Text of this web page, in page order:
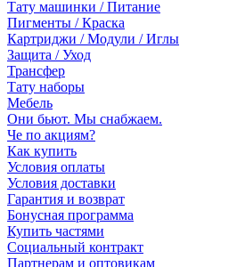
Тату машинки / Питание
Пигменты / Краска
Картриджи / Модули / Иглы
Защита / Уход
Трансфер
Тату наборы
Мебель
Они бьют. Мы снабжаем.
Че по акциям?
Как купить
Условия оплаты
Условия доставки
Гарантия и возврат
Бонусная программа
Купить частями
Социальный контракт
Партнерам и оптовикам